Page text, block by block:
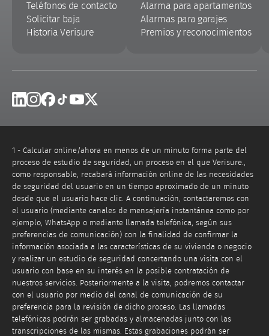
Teléfonos de contacto
Solicitar baja
Historia Verisure
Alarma para apartamentos
Alarmas para garajes
Premios y reconocimientos
Linkedin
Instagram
Facebook
Tik TokYoutube
1 - Calcular online/ahora en menos de un minuto forma parte del
proceso de estudio de seguridad, un proceso en el que Verisure.,
como responsable, recabará información online de las necesidades
de seguridad del usuario en un tiempo aproximado de un minuto
desde que el usuario hace clic. A continuación, contactaremos con
el usuario (mediante canales de mensajería instantánea como por
ejemplo, WhatsApp o mediante llamada telefónica, según sus
preferencias de comunicación) con la finalidad de confirmar la
información asociada a las características de su vivienda o negocio
y realizar un estudio de seguridad concertando una visita con el
usuario con base en su interés en la posible contratación de
nuestros servicios. Posteriormente a la visita, podremos contactar
con el usuario por medio del canal de comunicación de su
preferencia para la revisión de dicho proceso. Las llamadas
telefónicas podrán ser grabadas y almacenadas junto con las
transcripciones de las mismas. Estas grabaciones podrán ser